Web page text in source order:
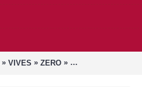
» VIVES » ZERO » Zero Origo Green